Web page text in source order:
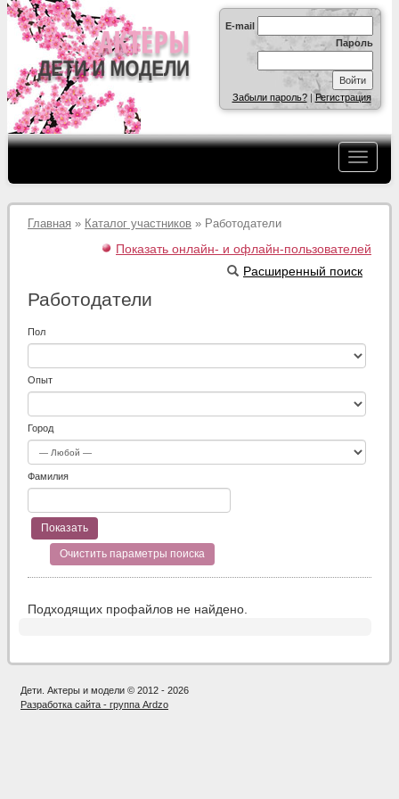
E-mail
Пароль
Забыли пароль?|Регистрация
Главная » Каталог участников » Работодатели
Показать онлайн- и офлайн-пользователей
Расширенный поиск
Работодатели
Пол
Опыт
Город
Фамилия
Очистить параметры поиска
Подходящих профайлов не найдено.
Дети. Актеры и модели © 2012 - 2026
Разработка сайта - группа Ardzo